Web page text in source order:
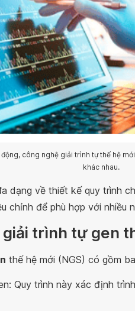
công nghệ giải trình tự thế hệ
khác nhau.
dạng về thiết kế quy trình
chỉnh để phù hợp với nhiều
trình tự gen
thế hệ mới (NGS) có gồm
Quy trình này xác định